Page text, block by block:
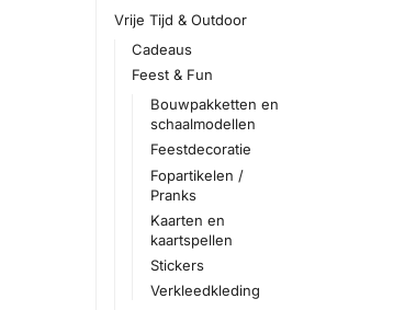
Vrije Tijd & Outdoor
Cadeaus
Feest & Fun
Bouwpakketten en
schaalmodellen
Feestdecoratie
Fopartikelen /
Pranks
Kaarten en
kaartspellen
Stickers
Verkleedkleding